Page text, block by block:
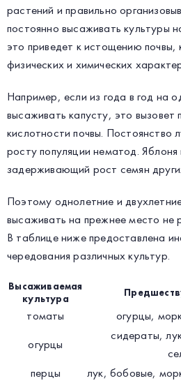
растений и правильно
постоянно высаживать культуры
это приведет к истощению
физических и химических
Например, если из года в год на
высаживать капусту, это вызовет
кислотности почвы. Постоянство
росту популяции нематод. Яблоня
задерживающий рост семян
Поэтому однолетние и
высаживать на прежнее место не
В таблице ниже предоставлена
чередования различных культур.
Высаживаемая
культура
томаты
огурцы,
огурцы
сидераты,
перцы
лук, бобовые,